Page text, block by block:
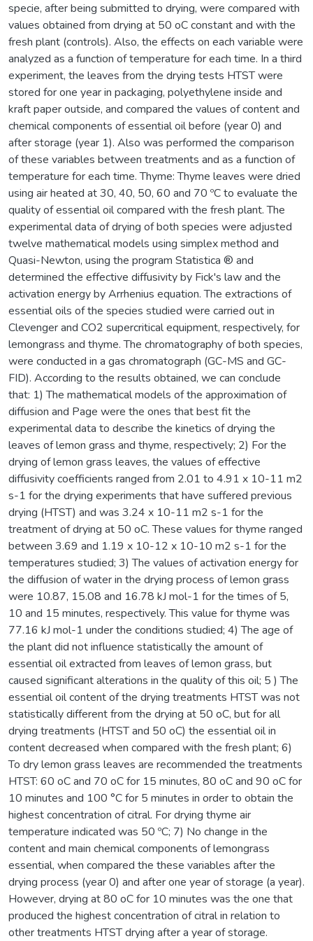
specie, after being submitted to drying, were compared with
values obtained from drying at 50 oC constant and with the
fresh plant (controls). Also, the effects on each variable were
analyzed as a function of temperature for each time. In a third
experiment, the leaves from the drying tests HTST were
stored for one year in packaging, polyethylene inside and
kraft paper outside, and compared the values of content and
chemical components of essential oil before (year 0) and
after storage (year 1). Also was performed the comparison
of these variables between treatments and as a function of
temperature for each time. Thyme: Thyme leaves were dried
using air heated at 30, 40, 50, 60 and 70 ºC to evaluate the
quality of essential oil compared with the fresh plant. The
experimental data of drying of both species were adjusted
twelve mathematical models using simplex method and
Quasi-Newton, using the program Statistica ® and
determined the effective diffusivity by Fick's law and the
activation energy by Arrhenius equation. The extractions of
essential oils of the species studied were carried out in
Clevenger and CO2 supercritical equipment, respectively, for
lemongrass and thyme. The chromatography of both species,
were conducted in a gas chromatograph (GC-MS and GC-
FID). According to the results obtained, we can conclude
that: 1) The mathematical models of the approximation of
diffusion and Page were the ones that best fit the
experimental data to describe the kinetics of drying the
leaves of lemon grass and thyme, respectively; 2) For the
drying of lemon grass leaves, the values of effective
diffusivity coefficients ranged from 2.01 to 4.91 x 10-11 m2
s-1 for the drying experiments that have suffered previous
drying (HTST) and was 3.24 x 10-11 m2 s-1 for the
treatment of drying at 50 oC. These values for thyme ranged
between 3.69 and 1.19 x 10-12 x 10-10 m2 s-1 for the
temperatures studied; 3) The values of activation energy for
the diffusion of water in the drying process of lemon grass
were 10.87, 15.08 and 16.78 kJ mol-1 for the times of 5,
10 and 15 minutes, respectively. This value for thyme was
77.16 kJ mol-1 under the conditions studied; 4) The age of
the plant did not influence statistically the amount of
essential oil extracted from leaves of lemon grass, but
caused significant alterations in the quality of this oil; 5 ) The
essential oil content of the drying treatments HTST was not
statistically different from the drying at 50 oC, but for all
drying treatments (HTST and 50 oC) the essential oil in
content decreased when compared with the fresh plant; 6)
To dry lemon grass leaves are recommended the treatments
HTST: 60 oC and 70 oC for 15 minutes, 80 oC and 90 oC for
10 minutes and 100 °C for 5 minutes in order to obtain the
highest concentration of citral. For drying thyme air
temperature indicated was 50 ºC; 7) No change in the
content and main chemical components of lemongrass
essential, when compared the these variables after the
drying process (year 0) and after one year of storage (a year).
However, drying at 80 oC for 10 minutes was the one that
produced the highest concentration of citral in relation to
other treatments HTST drying after a year of storage.